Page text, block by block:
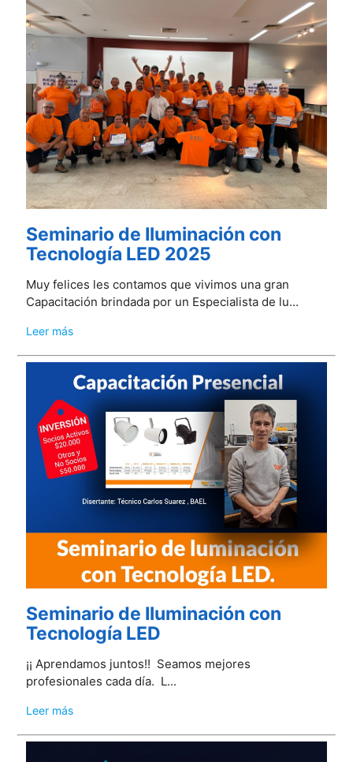
Seminario de Iluminación con
Tecnología LED 2025
Muy felices les contamos que vivimos una gran
Capacitación brindada por un Especialista de lu...
Leer más
Seminario de Iluminación con
Tecnología LED
¡¡ Aprendamos juntos!! Seamos mejores
profesionales cada día. L...
Leer más